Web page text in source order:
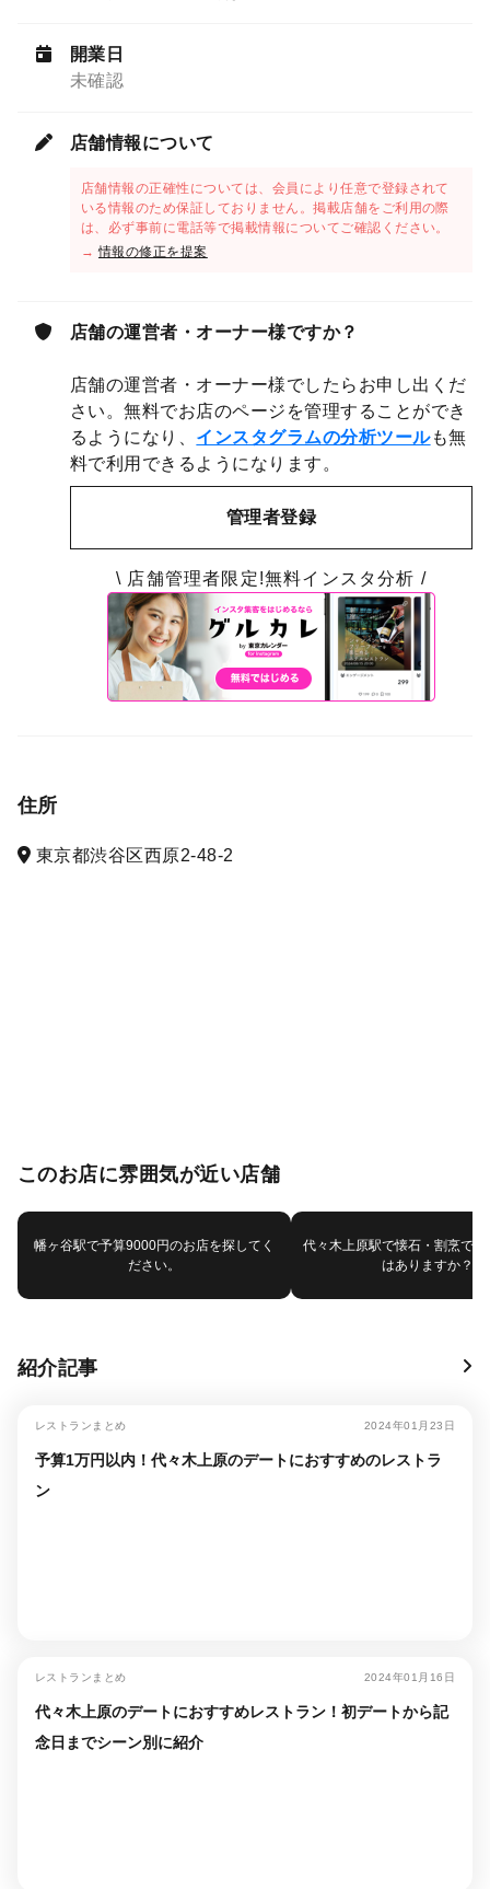
開業日
未確認
店舗情報について
店舗情報の正確性については、会員により任意で登録されて
いる情報のため保証しておりません。掲載店舗をご利用の際
は、必ず事前に電話等で掲載情報についてご確認ください。
→情報の修正を提案
店舗の運営者・オーナー様ですか？
店舗の運営者・オーナー様でしたらお申し出くだ
さい。無料でお店のページを管理することができ
るようになり、 インスタグラムの分析ツールも無
料で利用できるようになります。
管理者登録
\ 店舗管理者限定!無料インスタ分析 /
住所
東京都渋谷区西原2-48-2
このお店に雰囲気が近い店舗
幡ヶ谷駅で予算9000円のお店を探してく
ださい。
代々木上原駅で懐石・割烹で
はありますか？
紹介記事
レストランまとめ 2024年01月23日
予算1万円以内！代々木上原のデートにおすすめのレストラ
ン
レストランまとめ 2024年01月16日
代々木上原のデートにおすすめレストラン！初デートから記
念日までシーン別に紹介